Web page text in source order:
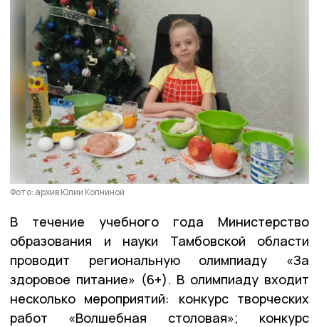
Фото: архив Юлии Копниной
В течение учебного года Министерство
образования и науки Тамбовской области
проводит региональную олимпиаду «За
здоровое питание» (6+). В олимпиаду входит
несколько мероприятий: конкурс творческих
работ «Волшебная столовая»; конкурс